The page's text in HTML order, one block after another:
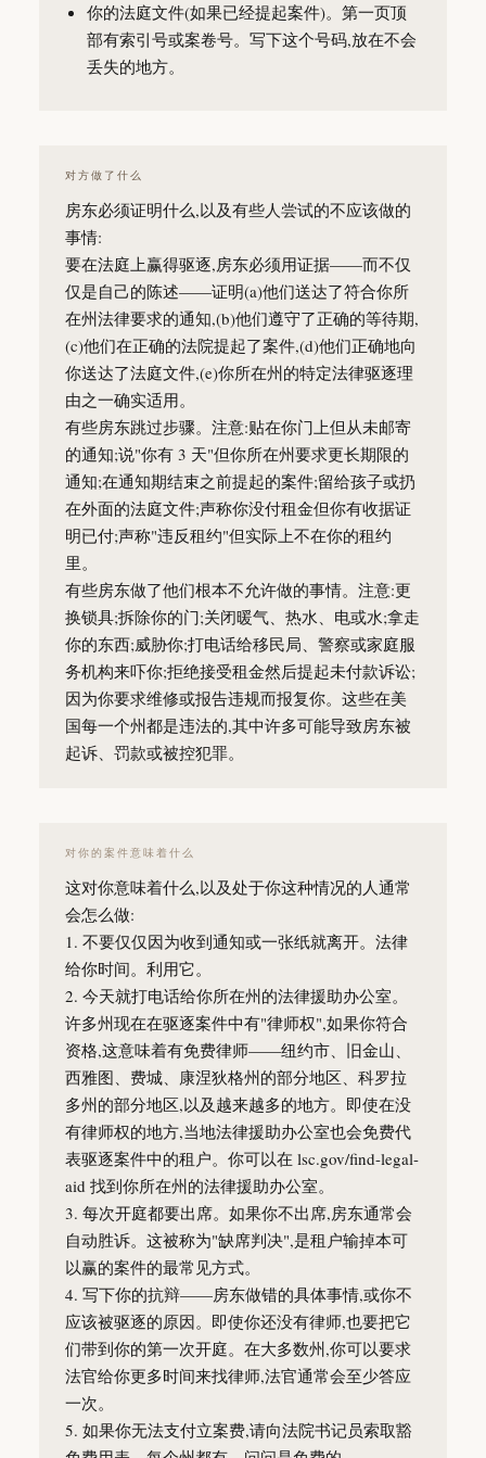
你的法庭文件(如果已经提起案件)。第一页顶
部有索引号或案卷号。写下这个号码,放在不会
丢失的地方。
对方做了什么
房东必须证明什么,以及有些人尝试的不应该做的
事情:
要在法庭上赢得驱逐,房东必须用证据——而不仅
仅是自己的陈述——证明(a)他们送达了符合你所
在州法律要求的通知,(b)他们遵守了正确的等待期,
(c)他们在正确的法院提起了案件,(d)他们正确地向
你送达了法庭文件,(e)你所在州的特定法律驱逐理
由之一确实适用。
有些房东跳过步骤。注意:贴在你门上但从未邮寄
的通知;说"你有 3 天"但你所在州要求更长期限的
通知;在通知期结束之前提起的案件;留给孩子或扔
在外面的法庭文件;声称你没付租金但你有收据证
明已付;声称"违反租约"但实际上不在你的租约
里。
有些房东做了他们根本不允许做的事情。注意:更
换锁具;拆除你的门;关闭暖气、热水、电或水;拿走
你的东西;威胁你;打电话给移民局、警察或家庭服
务机构来吓你;拒绝接受租金然后提起未付款诉讼;
因为你要求维修或报告违规而报复你。这些在美
国每一个州都是违法的,其中许多可能导致房东被
起诉、罚款或被控犯罪。
对你的案件意味着什么
这对你意味着什么,以及处于你这种情况的人通常
会怎么做:
1. 不要仅仅因为收到通知或一张纸就离开。法律
给你时间。利用它。
2. 今天就打电话给你所在州的法律援助办公室。
许多州现在在驱逐案件中有"律师权",如果你符合
资格,这意味着有免费律师——纽约市、旧金山、
西雅图、费城、康涅狄格州的部分地区、科罗拉
多州的部分地区,以及越来越多的地方。即使在没
有律师权的地方,当地法律援助办公室也会免费代
表驱逐案件中的租户。你可以在 lsc.gov/find-legal-
aid 找到你所在州的法律援助办公室。
3. 每次开庭都要出席。如果你不出席,房东通常会
自动胜诉。这被称为"缺席判决",是租户输掉本可
以赢的案件的最常见方式。
4. 写下你的抗辩——房东做错的具体事情,或你不
应该被驱逐的原因。即使你还没有律师,也要把它
们带到你的第一次开庭。在大多数州,你可以要求
法官给你更多时间来找律师,法官通常会至少答应
一次。
5. 如果你无法支付立案费,请向法院书记员索取豁